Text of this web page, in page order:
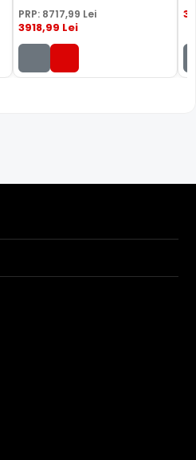
PRP: 8717,99 Lei
3918,99 Lei